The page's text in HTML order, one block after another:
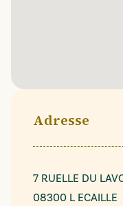
Adresse
7 RUELLE DU
08300 L ECAILLE